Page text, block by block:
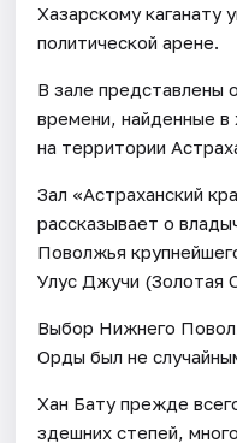
Хазарскому каганату
политической арене.
В зале представлены
времени, найденные в
на территории
Зал «Астраханский
рассказывает о
Поволжья
Улус Джучи (Золотая
Выбор Нижнего
Орды был не
Хан Бату прежде
здешних степей,